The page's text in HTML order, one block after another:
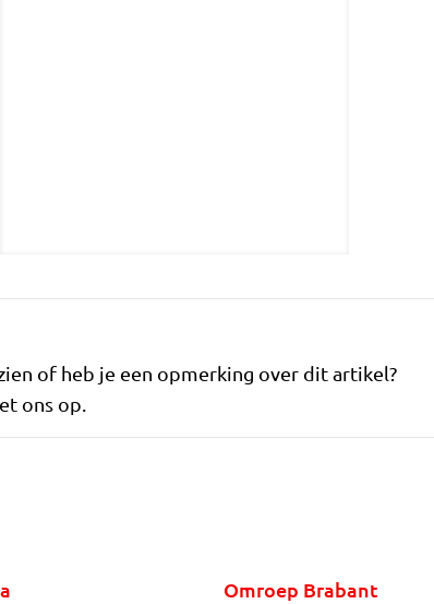
of heb je een opmerking over dit artikel?
ons op.
Omroep Brabant